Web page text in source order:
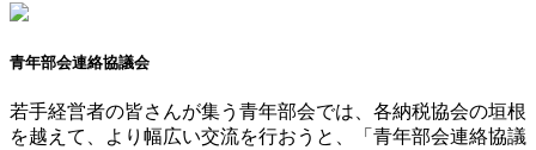
青年部会連絡協議会
若手経営者の皆さんが集う青年部会では、各納税協会の垣根
を越えて、より幅広い交流を行おうと、「青年部会連絡協議